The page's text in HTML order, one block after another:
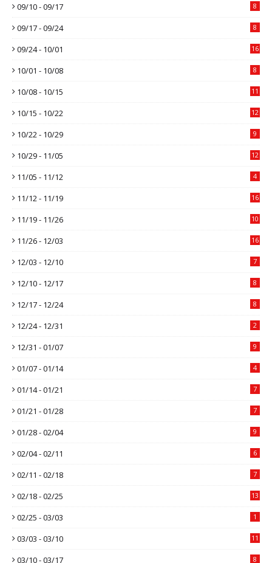
09/10 - 09/17 8
09/17 - 09/24 8
09/24 - 10/01 16
10/01 - 10/08 8
10/08 - 10/15 11
10/15 - 10/22 12
10/22 - 10/29 9
10/29 - 11/05 12
11/05 - 11/12 4
11/12 - 11/19 16
11/19 - 11/26 10
11/26 - 12/03 16
12/03 - 12/10 7
12/10 - 12/17 8
12/17 - 12/24 8
12/24 - 12/31 2
12/31 - 01/07 9
01/07 - 01/14 4
01/14 - 01/21 7
01/21 - 01/28 7
01/28 - 02/04 9
02/04 - 02/11 6
02/11 - 02/18 7
02/18 - 02/25 13
02/25 - 03/03 1
03/03 - 03/10 11
03/10 - 03/17 8